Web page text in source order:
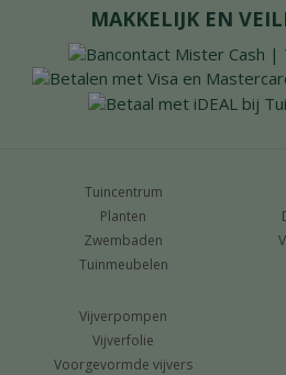
MAKKELIJK EN
Tuincentrum
Planten
Zwembaden
Tuinmeubelen
Vijverpompen
Vijverfolie
Voorgevormde vijvers